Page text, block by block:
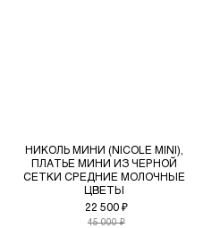
НИКОЛЬ МИНИ (NICOLE MINI),
ПЛАТЬЕ МИНИ ИЗ ЧЕРНОЙ
СЕТКИ СРЕДНИЕ МОЛОЧНЫЕ
ЦВЕТЫ
22 500 ₽
45 000 ₽